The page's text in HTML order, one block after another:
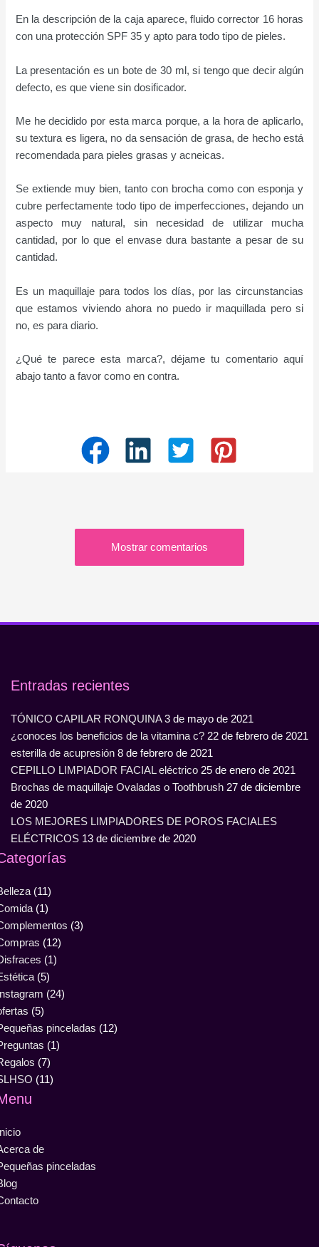
En la descripción de la caja aparece, fluido corrector 16 horas
con una protección SPF 35 y apto para todo tipo de pieles.
La presentación es un bote de 30 ml, si tengo que decir algún
defecto, es que viene sin dosificador.
Me he decidido por esta marca porque, a la hora de aplicarlo,
su textura es ligera, no da sensación de grasa, de hecho está
recomendada para pieles grasas y acneicas.
Se extiende muy bien, tanto con brocha como con esponja y
cubre perfectamente todo tipo de imperfecciones, dejando un
aspecto muy natural, sin necesidad de utilizar mucha
cantidad, por lo que el envase dura bastante a pesar de su
cantidad.
Es un maquillaje para todos los días, por las circunstancias
que estamos viviendo ahora no puedo ir maquillada pero si
no, es para diario.
¿Qué te parece esta marca?, déjame tu comentario aquí
abajo tanto a favor como en contra.
Mostrar comentarios
Entradas recientes
TÓNICO CAPILAR RONQUINA 3 de mayo de 2021
¿conoces los beneficios de la vitamina c? 22 de febrero de 2021
esterilla de acupresión 8 de febrero de 2021
CEPILLO LIMPIADOR FACIAL eléctrico 25 de enero de 2021
Brochas de maquillaje Ovaladas o Toothbrush 27 de diciembre
de 2020
LOS MEJORES LIMPIADORES DE POROS FACIALES
ELÉCTRICOS 13 de diciembre de 2020
(11)
(1)
(3)
(12)
(1)
(5)
(24)
(5)
pinceladas (12)
(1)
(7)
(11)
de
pinceladas